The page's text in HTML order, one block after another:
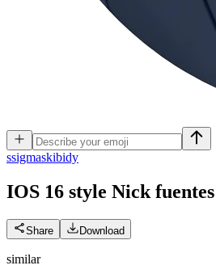
ssigmaskibidy
IOS 16 style Nick fuentes
Share Download
similar